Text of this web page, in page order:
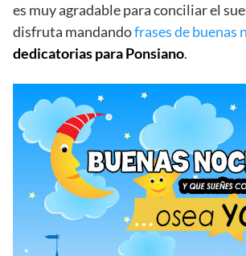
es muy agradable para conciliar el
disfruta mandandofrases de buenas
dedicatorias para Ponsiano.